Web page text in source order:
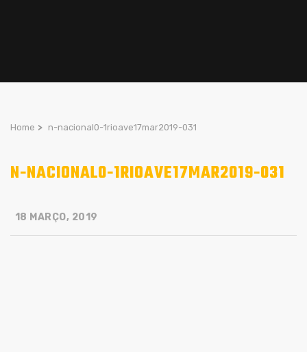
Home > n-nacional0-1rioave17mar2019-031
N-NACIONAL0-1RIOAVE17MAR2019-031
18 MARÇO, 2019